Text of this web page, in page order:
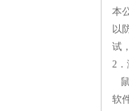
本
以
试
2．
鼠
软